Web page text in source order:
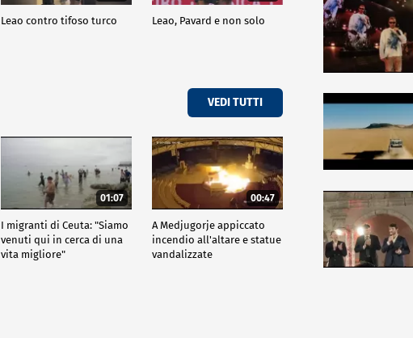
Leao contro tifoso turco Leao, Pavard e non solo
VEDI TUTTI
01:07
I migranti di Ceuta: "Siamo
venuti qui in cerca di una
vita migliore"
00:47
A Medjugorje appiccato
incendio all'altare e statue
vandalizzate